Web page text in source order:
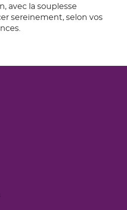
avec la souplesse
sereinement, selon vos